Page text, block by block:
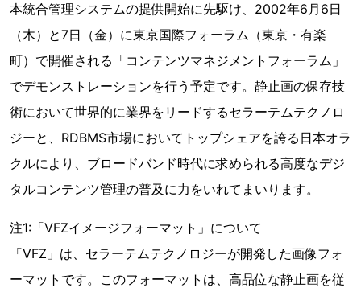
本統合管理システムの提供開始に先駆け、2002年6月6日
（木）と7日（金）に東京国際フォーラム（東京・有楽
町）で開催される「コンテンツマネジメントフォーラム」
でデモンストレーションを行う予定です。静止画の保存技
術において世界的に業界をリードするセラーテムテクノロ
ジーと、RDBMS市場においてトップシェアを誇る日本オラ
クルにより、ブロードバンド時代に求められる高度なデジ
タルコンテンツ管理の普及に力をいれてまいります。
注1:「VFZイメージフォーマット」について
「VFZ」は、セラーテムテクノロジーが開発した画像フォ
ーマットです。このフォーマットは、高品位な静止画を従